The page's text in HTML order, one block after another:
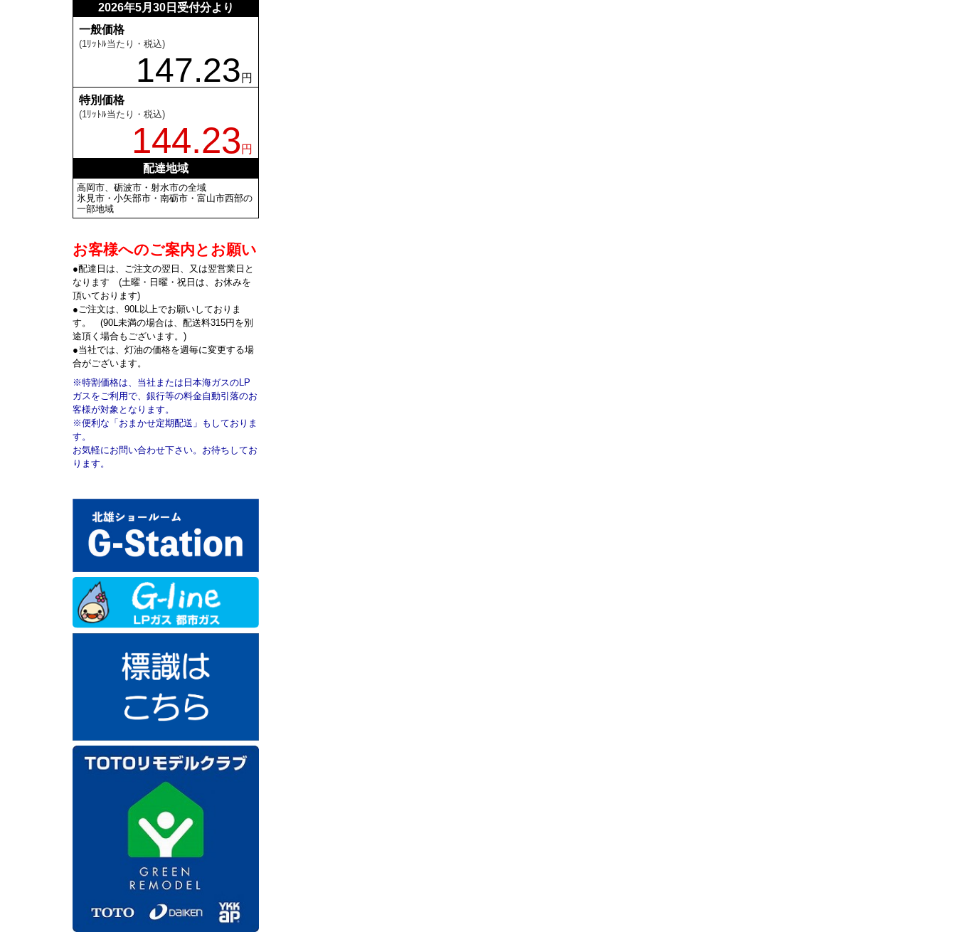
2026年5月30日受付分より
一般価格
(1ﾘｯﾄﾙ当たり・税込)
147.23 円
特別価格
(1ﾘｯﾄﾙ当たり・税込)
144.23円
配達地域
高岡市、砺波市・射水市の全域
氷見市・小矢部市・南砺市・富山市西部の
一部地域
お客様へのご案内とお願い
●配達日は、ご注文の翌日、又は翌営業日と
なります (土曜・日曜・祝日は、お休みを
頂いております)
●ご注文は、90L以上でお願いしておりま
す。 (90L未満の場合は、配送料315円を別
途頂く場合もございます。)
●当社では、灯油の価格を週毎に変更する場
合がございます。
※特割価格は、当社または日本海ガスのLP
ガスをご利用で、銀行等の料金自動引落のお
客様が対象となります。
※便利な「おまかせ定期配送」もしておりま
す。
お気軽にお問い合わせ下さい。お待ちしてお
ります。